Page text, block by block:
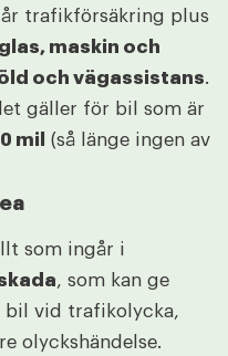
trafikförsäkring plus
maskin och
och vägassistans.
gäller för bil som är
mil
(så länge ingen av
som ingår i
, som kan ge
bil vid trafikolycka,
olyckshändelse.